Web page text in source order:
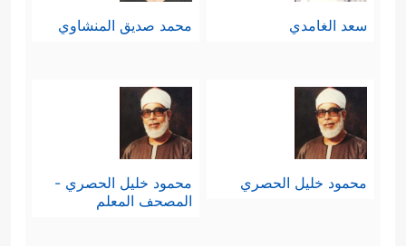
سعد الغامدي محمد صديق المنشاوي
محمود خليل الحصري
محمود خليل الحصري -
المصحف المعلم